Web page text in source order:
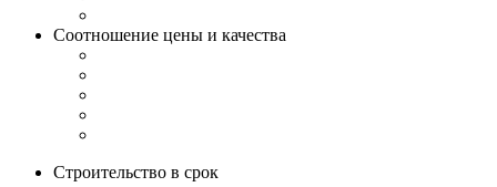
Соотношение цены и качества
Строительство в срок